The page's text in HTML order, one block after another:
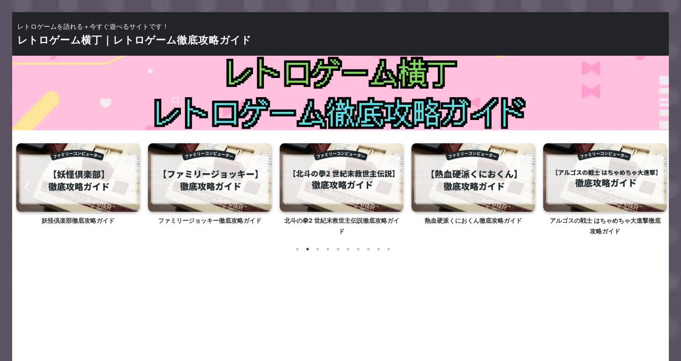
レトロゲームを語れる＋今すぐ遊べるサイトです！
レトロゲーム横丁｜レトロゲーム徹底攻略ガイド
妖怪倶楽部徹底攻略ガイド ファミリージョッキー徹底攻略ガイド
北斗の拳2 世紀末救世主伝説徹底攻略ガイ
ド
熱血硬派くにおくん徹底攻略ガイド
アルゴスの戦士 はちゃめちゃ大進撃徹底
攻略ガイド